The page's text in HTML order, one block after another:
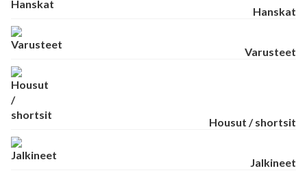
Hanskat
Varusteet
Housut / shortsit
Jalkineet